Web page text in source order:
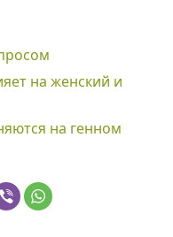
на женский и
на генном